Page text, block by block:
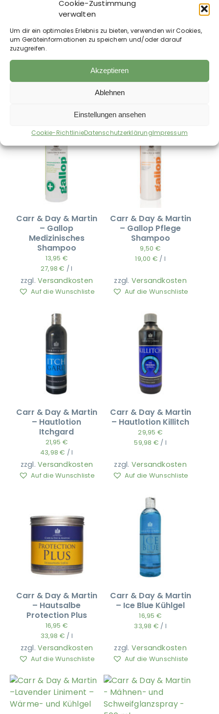
Cookie-Zustimmung
verwalten
Um dir ein optimales Erlebnis zu bieten, verwenden wir Cookies,
um Geräteinformationen zu speichern und/oder darauf
zuzugreifen.
Akzeptieren
Ablehnen
Einstellungen ansehen
Cookie-RichtlinieDatenschutzerklärungImpressum
– Gallop Farbglanz
Shampoo –
– Gallop Flecken-
Entfernungs
Carr & Day & Martin
– Gallop
Medizinisches
Shampoo
13,95 €
27,98€ /l
zzgl.Versandkosten
Auf die Wunschliste
Carr & Day & Martin
– Gallop Pflege
Shampoo
9,50 €
19,00 € / l
zzgl. Versandkosten
Auf die Wunschliste
Carr & Day & Martin
– Hautlotion
Itchgard
21,95 €
43,98€ /l
zzgl.Versandkosten
Auf die Wunschliste
Carr & Day & Martin
– Hautlotion Killitch
29,95 €
59,98 € / l
zzgl. Versandkosten
Auf die Wunschliste
Carr & Day & Martin
– Hautsalbe
Protection Plus
16,95 €
33,98 € / l
zzgl.Versandkosten
Auf die Wunschliste
Carr & Day & Martin
– Ice Blue Kühlgel
16,95 €
33,98 € / l
zzgl. Versandkosten
Auf die Wunschliste